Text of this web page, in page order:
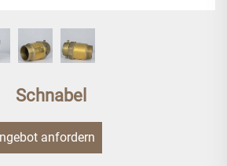
Schnabel
anfordern